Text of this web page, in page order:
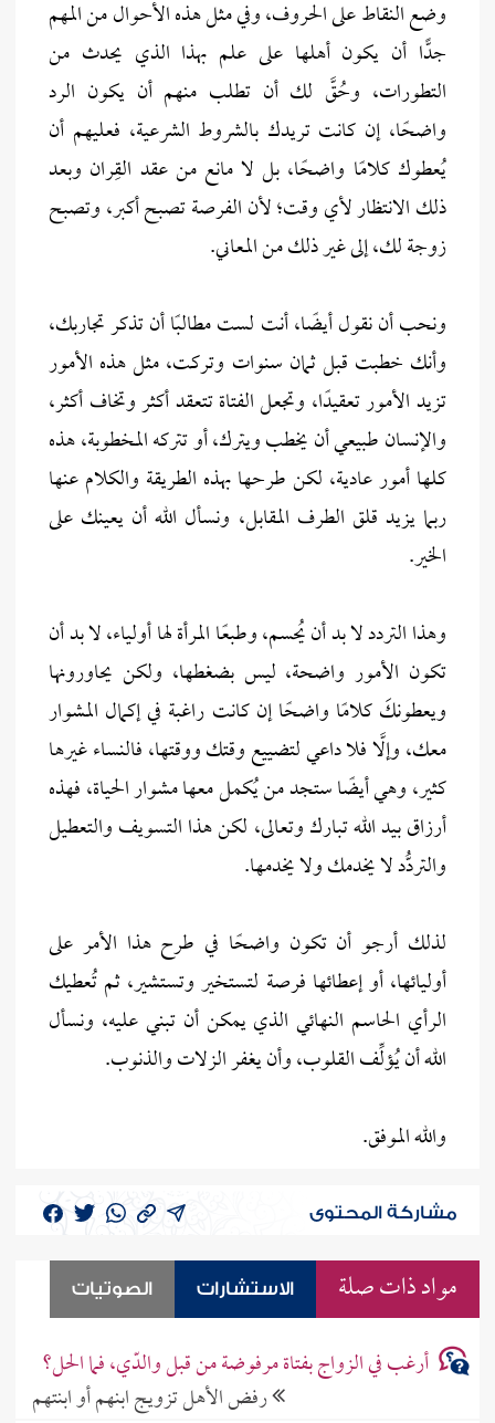
وضع النقاط على الحروف، وفي مثل هذه الأحوال من المهم
جدًّا أن يكون أهلها على علم بهذا الذي يحدث من
التطورات، وحُقَّ لك أن تطلب منهم أن يكون الرد
واضحًا، إن كانت تريدك بالشروط الشرعية، فعليهم أن
يُعطوك كلامًا واضحًا، بل لا مانع من عقد القِران وبعد
ذلك الانتظار لأي وقت؛ لأن الفرصة تصبح أكبر، وتصبح
زوجة لك، إلى غير ذلك من المعاني.
ونحب أن نقول أيضًا، أنت لست مطالبًا أن تذكر تجاربك،
وأنك خطبت قبل ثمان سنوات وتركت، مثل هذه الأمور
تزيد الأمور تعقيدًا، وتجعل الفتاة تتعقد أكثر وتخاف أكثر،
والإنسان طبيعي أن يخطب ويترك، أو تتركه المخطوبة، هذه
كلها أمور عادية، لكن طرحها بهذه الطريقة والكلام عنها
ربما يزيد قلق الطرف المقابل، ونسأل الله أن يعينك على
الخير.
وهذا التردد لا بد أن يُحسم، وطبعًا المرأة لها أولياء، لا بد أن
تكون الأمور واضحة، ليس بضغطها، ولكن يحاورونها
ويعطونكَ كلامًا واضحًا إن كانت راغبة في إكمال المشوار
معك، وإلَّا فلا داعي لتضييع وقتك ووقتها، فالنساء غيرها
كثير، وهي أيضًا ستجد من يُكمل معها مشوار الحياة، فهذه
أرزاق بيد الله تبارك وتعالى، لكن هذا التسويف والتعطيل
والتردُّد لا يخدمك ولا يخدمها.
لذلك أرجو أن تكون واضحًا في طرح هذا الأمر على
أوليائها، أو إعطائها فرصة لتستخير وتستشير، ثم تُعطيك
الرأي الحاسم النهائي الذي يمكن أن تبني عليه، ونسأل
الله أن يُؤلِّف القلوب، وأن يغفر الزلات والذنوب.
والله الموفق.
مشاركة المحتوى
مواد ذات صلة الاستشارات الصوتيات
أرغب في الزواج بفتاة مرفوضة من قبل والدّي، فما الحل؟
رفض الأهل تزويج ابنهم أو ابنتهم